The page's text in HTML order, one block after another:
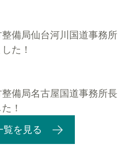
備局仙台河川国道事務所
た！
備局名古屋国道事務所長
！
覧を見る